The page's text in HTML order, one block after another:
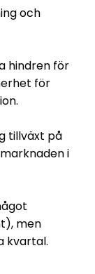
och
hindren för
för
tillväxt på
i
men
kvartal.